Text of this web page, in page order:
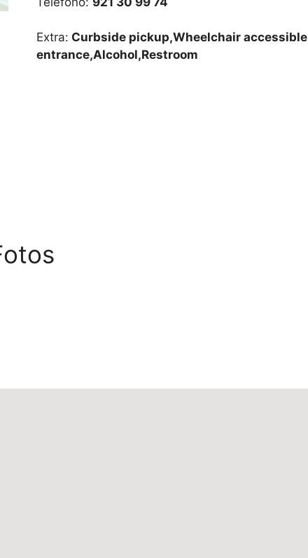
Extra: Curbside pickup,Wheelchair accessible
entrance,Alcohol,Restroom